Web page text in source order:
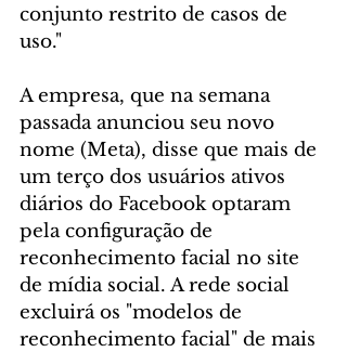
conjunto restrito de casos de
uso."
A empresa, que na semana
passada anunciou seu novo
nome (Meta), disse que mais de
um terço dos usuários ativos
diários do Facebook optaram
pela configuração de
reconhecimento facial no site
de mídia social. A rede social
excluirá os "modelos de
reconhecimento facial" de mais